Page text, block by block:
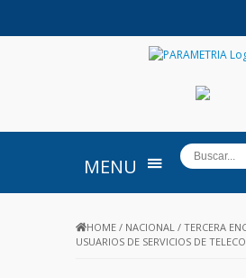
MENU
HOME / NACIONAL /TERCERA
USUARIOS DE SERVICIOS DE